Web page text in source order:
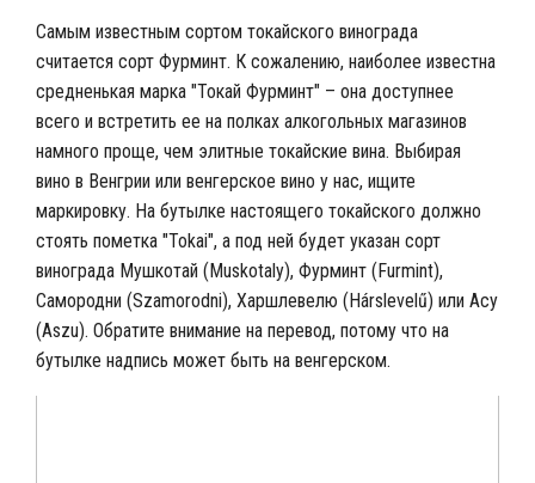
Самым известным сортом токайского винограда
считается сорт Фурминт. К сожалению, наиболее известна
средненькая марка "Токай Фурминт" – она доступнее
всего и встретить ее на полках алкогольных магазинов
намного проще, чем элитные токайские вина. Выбирая
вино в Венгрии или венгерское вино у нас, ищите
маркировку. На бутылке настоящего токайского должно
стоять пометка "Tokai", а под ней будет указан сорт
винограда Мушкотай (Muskotaly), Фурминт (Furmint),
Самородни (Szamorodni), Харшлевелю (Hárslevelű) или Асу
(Aszu). Обратите внимание на перевод, потому что на
бутылке надпись может быть на венгерском.